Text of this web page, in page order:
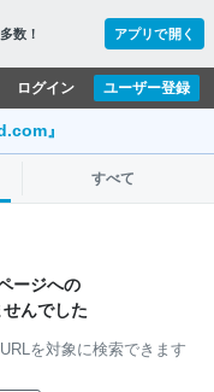
数！ アプリで開く
ユーザー登録
ログイン
』
すべて
ージへの
んでした
を対象に検索できます